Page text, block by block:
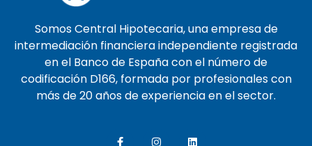
Somos Central Hipotecaria, una empresa de
intermediación financiera independiente registrada
en el Banco de España con el número de
codificación D166, formada por profesionales con
más de 20 años de experiencia en el sector.